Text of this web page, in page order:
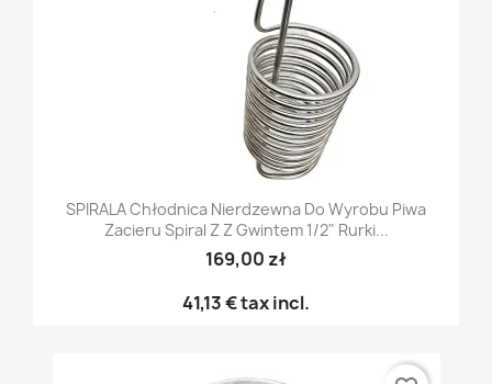
SPIRALA Chłodnica Nierdzewna Do Wyrobu Piwa
Zacieru Spiral Z Z Gwintem 1/2" Rurki...
169,00 zł
41,13 €tax incl.